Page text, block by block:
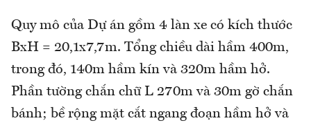
Quy mô của Dự án gồm 4 làn xe có kích thước
BxH = 20,1x7,7m. Tổng chiều dài hầm 400m,
trong đó, 140m hầm kín và 320m hầm hở.
Phần tường chắn chữ L 270m và 30m gờ chắn
bánh; bề rộng mặt cắt ngang đoạn hầm hở và